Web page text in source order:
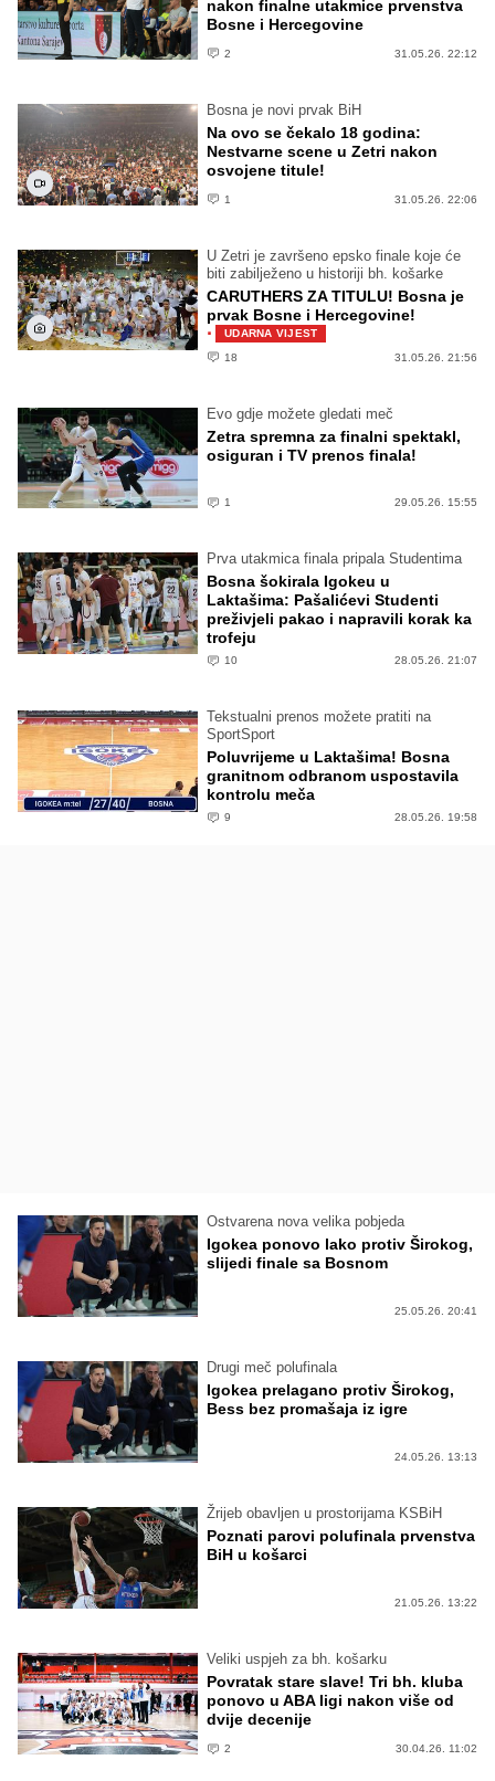
nakon finalne utakmice prvenstva
Bosne i Hercegovine
2 31.05.26. 22:12
Bosna je novi prvak BiH
Na ovo se čekalo 18 godina:
Nestvarne scene u Zetri nakon
osvojene titule!
1 31.05.26. 22:06
U Zetri je završeno epsko finale koje će
biti zabilježeno u historiji bh. košarke
CARUTHERS ZA TITULU! Bosna je
prvak Bosne i Hercegovine!
·
UDARNA VIJEST
18
31.05.26. 21:56
Evo gdje možete gledati meč
Zetra spremna za finalni spektakl,
osiguran i TV prenos finala!
1 29.05.26. 15:55
Prva utakmica finala pripala Studentima
Bosna šokirala Igokeu u
Laktašima: Pašalićevi Studenti
preživjeli pakao i napravili korak ka
trofeju
10 28.05.26. 21:07
Tekstualni prenos možete pratiti na
SportSport
Poluvrijeme u Laktašima! Bosna
granitnom odbranom uspostavila
kontrolu meča
9 28.05.26. 19:58
Ostvarena nova velika pobjeda
Igokea ponovo lako protiv Širokog,
slijedi finale sa Bosnom
25.05.26. 20:41
Drugi meč polufinala
Igokea prelagano protiv Širokog,
Bess bez promašaja iz igre
24.05.26. 13:13
Žrijeb obavljen u prostorijama KSBiH
Poznati parovi polufinala prvenstva
BiH u košarci
21.05.26. 13:22
Veliki uspjeh za bh. košarku
Povratak stare slave! Tri bh. kluba
ponovo u ABA ligi nakon više od
dvije decenije
2 30.04.26. 11:02